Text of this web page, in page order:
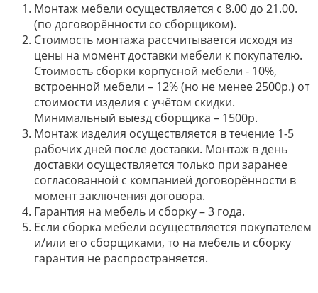
Монтаж мебели осуществляется с 8.00 до 21.00.
(по договорённости со сборщиком).
Стоимость монтажа рассчитывается исходя из
цены на момент доставки мебели к покупателю.
Стоимость сборки корпусной мебели - 10%,
встроенной мебели – 12% (но не менее 2500р.) от
стоимости изделия с учётом скидки.
Минимальный выезд сборщика – 1500р.
Монтаж изделия осуществляется в течение 1-5
рабочих дней после доставки. Монтаж в день
доставки осуществляется только при заранее
согласованной с компанией договорённости в
момент заключения договора.
Гарантия на мебель и сборку – 3 года.
Если сборка мебели осуществляется покупателем
и/или его сборщиками, то на мебель и сборку
гарантия не распространяется.